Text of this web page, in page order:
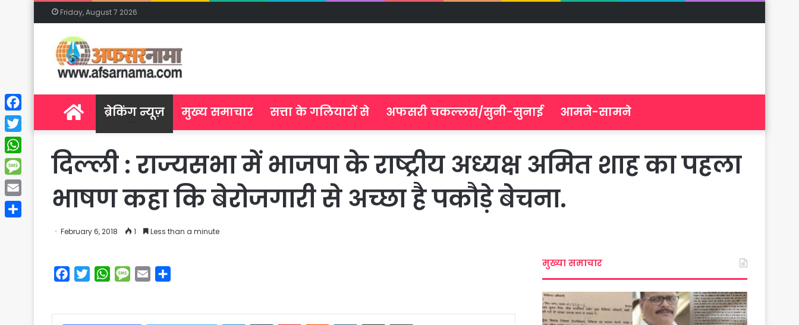
Friday, August 7 2026
Homeब्रेकिंग न्यूज़ मुख्य समाचार सत्ता के गलियारों से अफसरी चकल्लस/सुनी-सुनाई आमने-सामने
दिल्ली : राज्यसभा में भाजपा के राष्ट्रीय अध्यक्ष अमित शाह का पहला
भाषण कहा कि बेरोजगारी से अच्छा है पकौड़े बेचना.
February 6, 2018 1 Less than a minute
W
M
मुख्या समाचार
Facebook
Twitter
WhatsApp
Message
Email